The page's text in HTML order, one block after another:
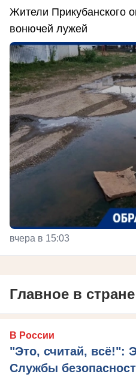
Жители Прикубанского
вонючей лужей
вчера в 15:03
Главное в стране
В России
"Это, считай, всё!":
Службы